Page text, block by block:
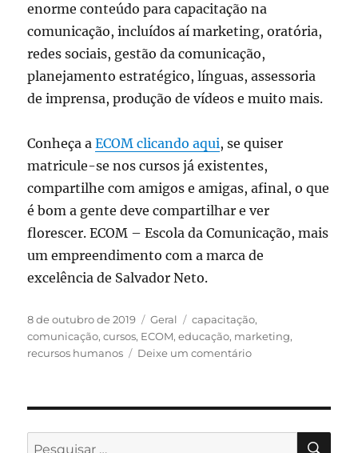
enorme conteúdo para capacitação na
comunicação, incluídos aí marketing, oratória,
redes sociais, gestão da comunicação,
planejamento estratégico, línguas, assessoria
de imprensa, produção de vídeos e muito mais.
Conheça aECOM clicando aqui, se quiser
matricule-se nos cursos já existentes,
compartilhe com amigos e amigas, afinal, o que
é bom a gente deve compartilhar e ver
florescer. ECOM – Escola da Comunicação, mais
um empreendimento com a marca de
excelência de Salvador Neto.
Publicado
em
8 de outubro de 2019 Categorias
Geral Tags
capacitação,
comunicação,cursos, ECOM,educação, marketing,
recursos humanos
Deixe um comentárioem
especializada
Pesquisar